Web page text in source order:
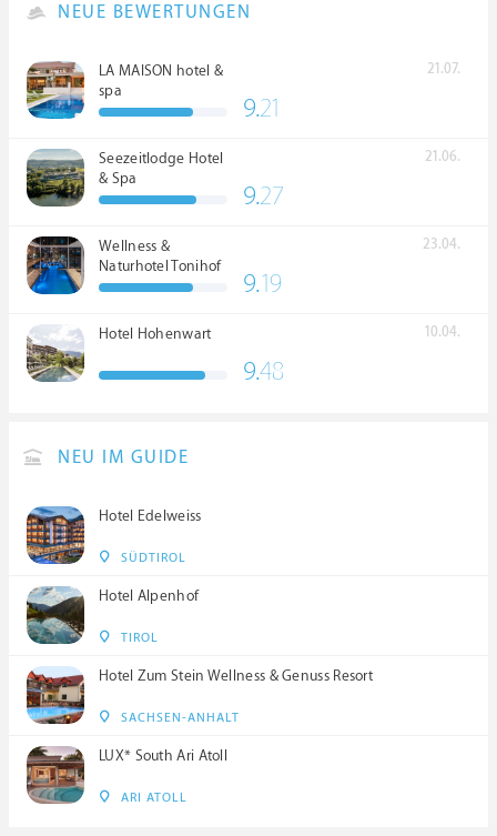
NEUE BEWERTUNGEN
LA MAISON hotel &
spa
21.07.
9.21
Seezeitlodge Hotel
& Spa
21.06.
9.27
Wellness &
Naturhotel Tonihof
****S
23.04.
9.19
Hotel Hohenwart 10.04.
9.48
NEU IM GUIDE
Hotel Edelweiss
SÜDTIROL
Hotel Alpenhof
TIROL
Hotel Zum Stein Wellness & Genuss Resort
SACHSEN-ANHALT
LUX* South Ari Atoll
ARI ATOLL